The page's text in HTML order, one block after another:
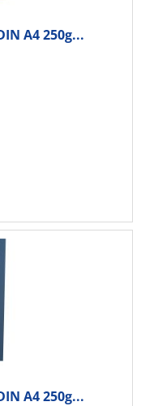
A4 250g...
A4 250g...